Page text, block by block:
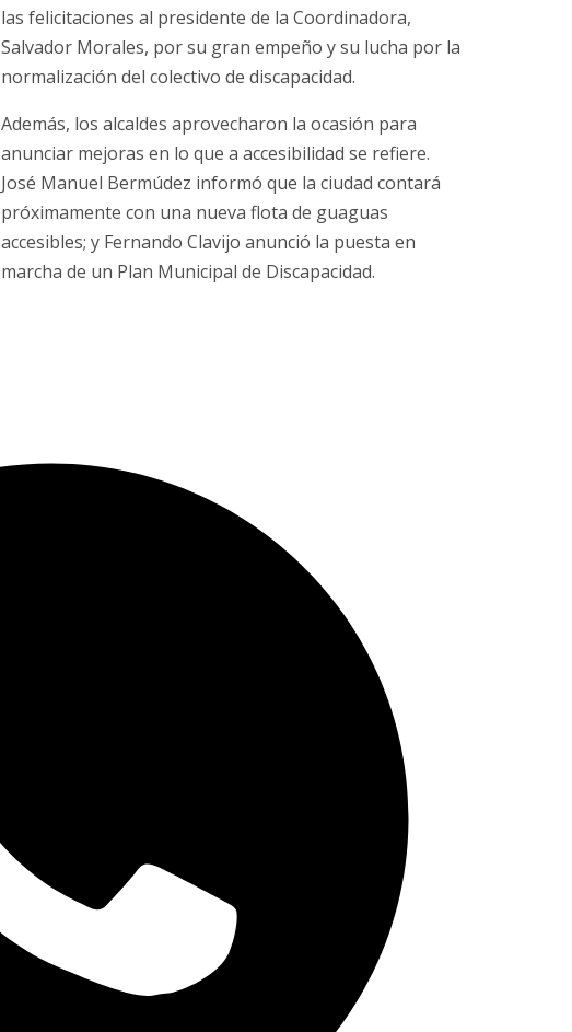
las felicitaciones al presidente de la Coordinadora,
Salvador Morales, por su gran empeño y su lucha por la
normalización del colectivo de discapacidad.
Además, los alcaldes aprovecharon la ocasión para
anunciar mejoras en lo que a accesibilidad se refiere.
José Manuel Bermúdez informó que la ciudad contará
próximamente con una nueva flota de guaguas
accesibles; y Fernando Clavijo anunció la puesta en
marcha de un Plan Municipal de Discapacidad.